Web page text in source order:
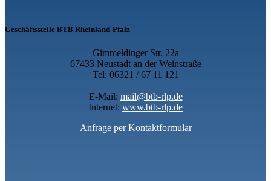
Geschäftsstelle BTB Rheinland-Pfalz
Gimmeldinger Str. 22a
67433 Neustadt an der Weinstraße
Tel: 06321 / 67 11 121
E-Mail: mail@btb-rlp.de
Internet: www.btb-rlp.de
Anfrage per Kontaktformular